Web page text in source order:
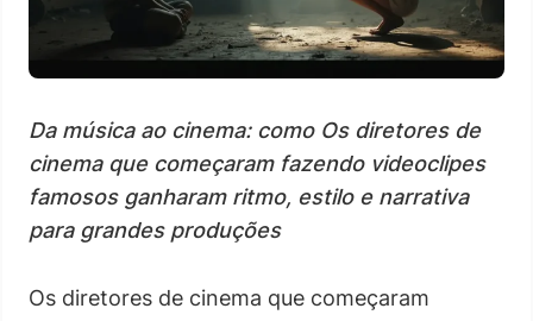
Da música ao cinema: como Os diretores de
cinema que começaram fazendo videoclipes
famosos ganharam ritmo, estilo e narrativa
para grandes produções
Os diretores de cinema que começaram